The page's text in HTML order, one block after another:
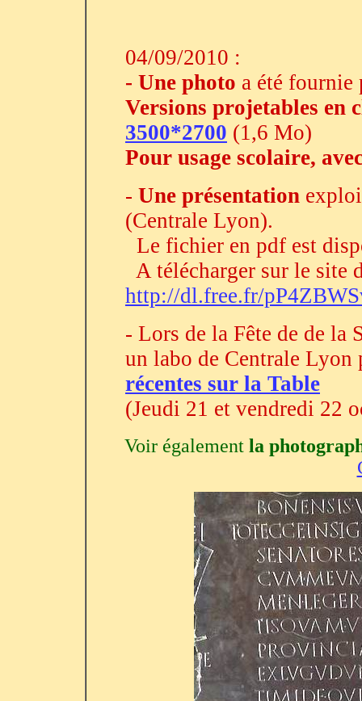
04/09/2010 :
- Une photo a été
Versions projetables en
3500*2700 (1,6 Mo)
Pour usage scolaire,
- Une présentation
(Centrale Lyon).
Le fichier en pdf est
A télécharger sur le site
http://dl.free.fr/
- Lors de la Fête de de la
un labo de Centrale Lyon
récentes sur la Table
(Jeudi 21 et vendredi 22
Voir également la